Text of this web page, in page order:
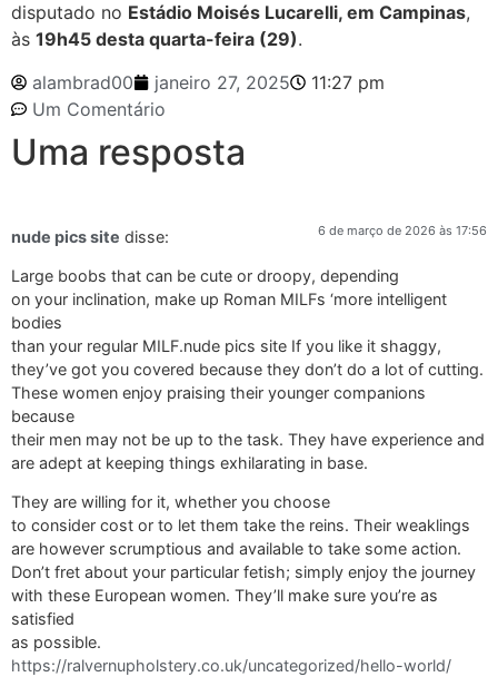
disputado no Estádio Moisés Lucarelli, em Campinas,
às 19h45 desta quarta-feira (29).
alambrad00
janeiro 27, 2025
11:27 pm
Um Comentário
Uma resposta
nude pics site disse: 6 de março de 2026 às 17:56
Large boobs that can be cute or droopy, depending
on your inclination, make up Roman MILFs ‘more intelligent
bodies
than your regular MILF.nude pics site If you like it shaggy,
they’ve got you covered because they don’t do a lot of cutting.
These women enjoy praising their younger companions
because
their men may not be up to the task. They have experience and
are adept at keeping things exhilarating in base.
They are willing for it, whether you choose
to consider cost or to let them take the reins. Their weaklings
are however scrumptious and available to take some action.
Don’t fret about your particular fetish; simply enjoy the journey
with these European women. They’ll make sure you’re as
satisfied
as possible.
https://ralvernupholstery.co.uk/uncategorized/hello-world/